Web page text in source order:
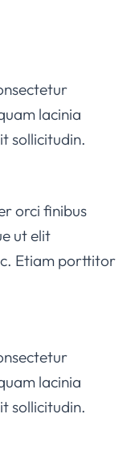
lacinia
sollicitudin.
orci finibus
ut elit
Etiam porttitor
lacinia
sollicitudin.